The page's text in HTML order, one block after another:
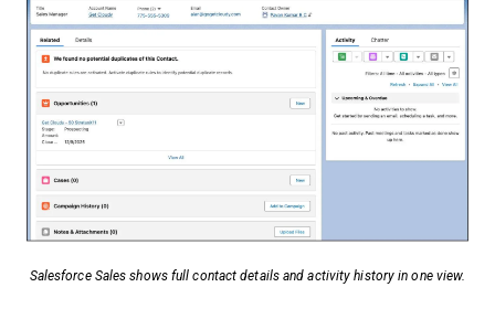
Salesforce Sales shows full contact details and activity history in one view.